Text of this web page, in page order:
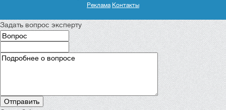
Реклама Контакты
Задать вопрос эксперту